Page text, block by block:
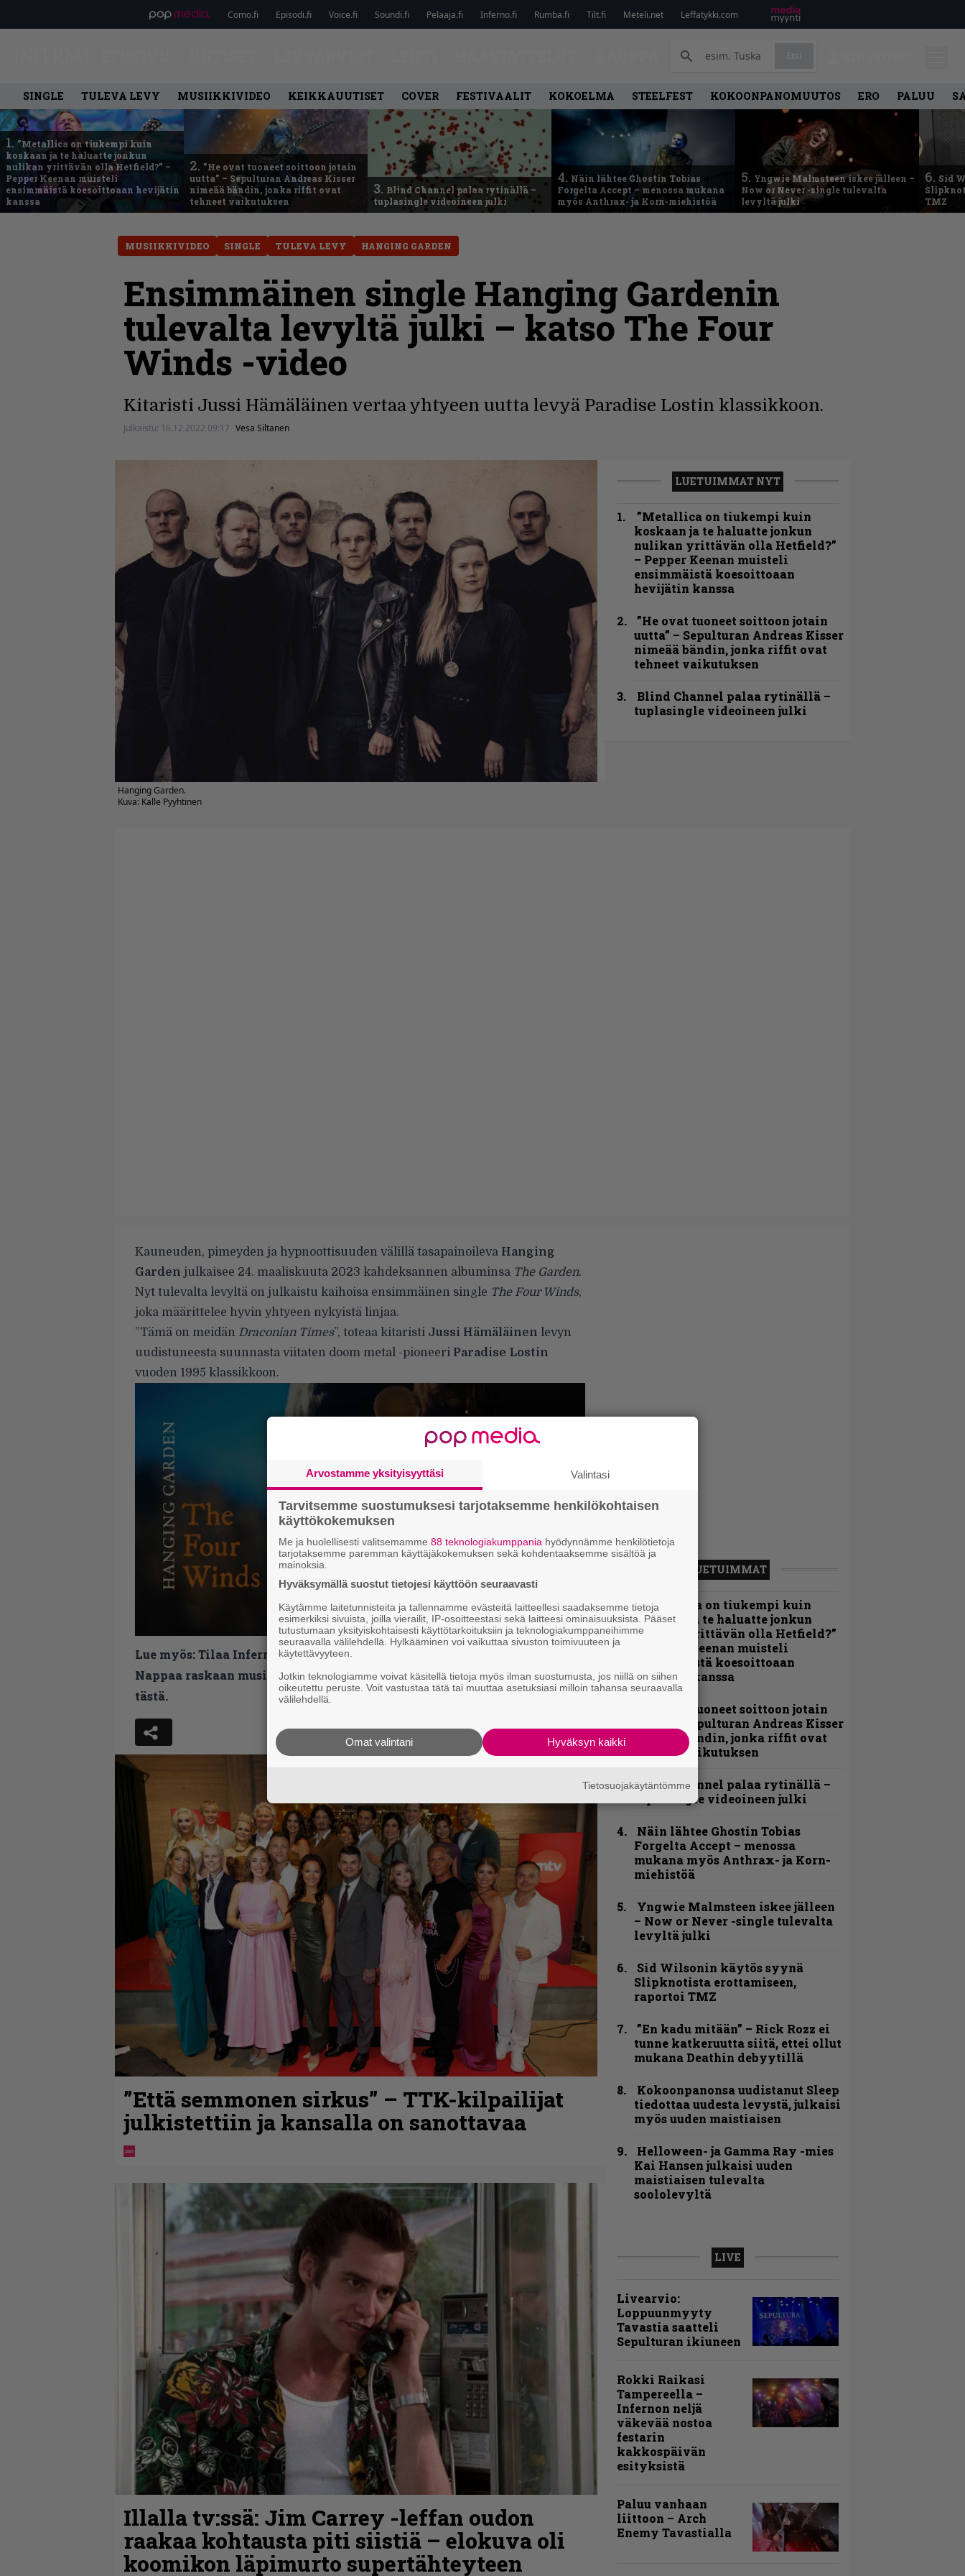
Como.fi Episodi.fi Voice.fi Soundi.fi Pelaaja.fi Inferno.fi Rumba.fi Tilt.fi Meteli.net Leffatykki.com
SINGLE TULEVA LEVY MUSIIKKIVIDEO KEIKKAUUTISET COVER FESTIVAALIT KOKOELMA STEELFEST KOKOONPANOMUUTOS ERO PALUU
1. ”Metallica on tiukempi kuin
koskaan ja te haluatte jonkun
nulikan yrittävän olla Hetfield?” –
Pepper Keenan muisteli
ensimmäistä koesoittoaan hevijätin
kanssa
2. ”He ovat tuoneet soittoon jotain
uutta” – Sepulturan Andreas Kisser
nimeää bändin, jonka riffit ovat
tehneet vaikutuksen
3. Blind Channel palaa rytinällä –
tuplasingle videoineen julki
4. Näin lähtee Ghostin Tobias
Forgelta Accept – menossa mukana
myös Anthrax- ja Korn-miehistöä
5. Yngwie Malmsteen iskee jälleen –
Now or Never -single tulevalta
levyltä julki
6. Sid
TMZ
MUSIIKKIVIDEO SINGLE TULEVA LEVY HANGING GARDEN
Ensimmäinen single Hanging Gardenin
tulevalta levyltä julki – katso The Four
Winds -video
Kitaristi Jussi Hämäläinen vertaa yhtyeen uutta levyä Paradise Lostin klassikkoon.
Julkaistu: 16.12.2022 09:17 Vesa Siltanen
Hanging Garden.
Kuva: Kalle Pyyhtinen
LUETUIMMAT NYT
”Metallica on tiukempi kuin
koskaan ja te haluatte jonkun
nulikan yrittävän olla Hetfield?”
– Pepper Keenan muisteli
ensimmäistä koesoittoaan
hevijätin kanssa
”He ovat tuoneet soittoon jotain
uutta” – Sepulturan Andreas Kisser
nimeää bändin, jonka riffit ovat
tehneet vaikutuksen
Blind Channel palaa rytinällä –
tuplasingle videoineen julki
Kauneuden, pimeyden ja hypnoottisuuden välillä tasapainoileva Hanging
Garden julkaisee 24. maaliskuuta 2023 kahdeksannen albuminsa The Garden.
Nyt tulevalta levyltä on julkaistu kaihoisa ensimmäinen single The Four Winds,
joka määrittelee hyvin yhtyeen nykyistä linjaa.
”Tämä on meidän Draconian Times”, toteaa kitaristi Jussi Hämäläinen levyn
uudistuneesta suunnasta viitaten doom metal -pioneeri Paradise Lostin
vuoden 1995 klassikkoon.
Lue myös:Tilaa Infernon uutiskirje ja tiedät mistä kahvitauolla puhutaan!
Nappaa raskaan musiikin uutiset ja puheenaiheet suoraan sähköpostiin
tästä.
”Että semmonen sirkus” – TTK-kilpailijat
julkistettiin ja kansalla on sanottavaa
Illalla tv:ssä: Jim Carrey -leffan oudon
raakaa kohtausta piti siistiä – elokuva oli
koomikon läpimurto supertähteyteen
LUETUIMMAT
”Metallica on tiukempi kuin
koskaan ja te haluatte jonkun
nulikan yrittävän olla Hetfield?”
– Pepper Keenan muisteli
ensimmäistä koesoittoaan
hevijätin kanssa
”He ovat tuoneet soittoon jotain
uutta” – Sepulturan Andreas Kisser
nimeää bändin, jonka riffit ovat
tehneet vaikutuksen
Blind Channel palaa rytinällä –
tuplasingle videoineen julki
Näin lähtee Ghostin Tobias
Forgelta Accept – menossa
mukana myös Anthrax- ja Korn-
miehistöä
Yngwie Malmsteen iskee jälleen
– Now or Never -single tulevalta
levyltä julki
Sid Wilsonin käytös syynä
Slipknotista erottamiseen,
raportoi TMZ
”En kadu mitään” – Rick Rozz ei
tunne katkeruutta siitä, ettei ollut
mukana Deathin debyytillä
Kokoonpanonsa uudistanut Sleep
tiedottaa uudesta levystä, julkaisi
myös uuden maistiaisen
Helloween- ja Gamma Ray -mies
Kai Hansen julkaisi uuden
maistiaisen tulevalta
soololevyltä
LIVE
Livearvio:
Loppuunmyyty
Tavastia saatteli
Sepulturan ikiuneen
Rokki Raikasi
Tampereella –
Infernon neljä
väkevää nostoa
festarin
kakkospäivän
esityksistä
Paluu vanhaan
liittoon – Arch
Enemy Tavastialla
Arvostamme yksityisyyttäsi Valintasi
Tarvitsemme suostumuksesi tarjotaksemme henkilökohtaisen
käyttökokemuksen
Me ja huolellisesti valitsemamme 88 teknologiakumppania hyödynnämme henkilötietoja
tarjotaksemme paremman käyttäjäkokemuksen sekä kohdentaaksemme sisältöä ja
mainoksia.
Hyväksymällä suostut tietojesi käyttöön seuraavasti
Käytämme laitetunnisteita ja tallennamme evästeitä laitteellesi saadaksemme tietoja
esimerkiksi sivuista, joilla vierailit, IP-osoitteestasi sekä laitteesi ominaisuuksista. Pääset
tutustumaan yksityiskohtaisesti käyttötarkoituksiin ja teknologiakumppaneihimme
seuraavalla välilehdellä. Hylkääminen voi vaikuttaa sivuston toimivuuteen ja
käytettävyyteen.
Jotkin teknologiamme voivat käsitellä tietoja myös ilman suostumusta, jos niillä on siihen
oikeutettu peruste. Voit vastustaa tätä tai muuttaa asetuksiasi milloin tahansa seuraavalla
välilehdellä.
Hyväksyn kaikki
Omat valintani
Tietosuojakäytäntömme